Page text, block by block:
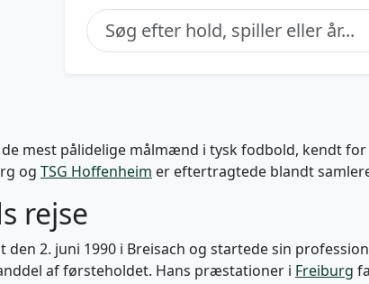
mest pålidelige målmænd i tysk fodbold, kendt
og TSG Hoffenheim er eftertragtede blandt
rejse
den 2. juni 1990 i Breisach og startede sin
af førsteholdet. Hans præstationer i Freiburg